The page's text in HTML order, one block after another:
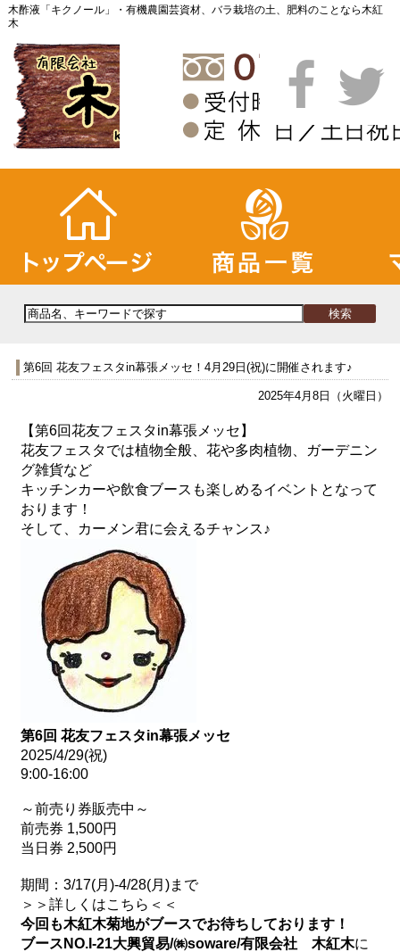
木酢液「キクノール」・有機農園芸資材、バラ栽培の土、肥料のことなら木紅
木
第6回 花友フェスタin幕張メッセ！4月29日(祝)に開催されます♪
2025年4月8日（火曜日）
【第6回花友フェスタin幕張メッセ】
花友フェスタでは植物全般、花や多肉植物、ガーデニン
グ雑貨など
キッチンカーや飲食ブースも楽しめるイベントとなって
おります！
そして、カーメン君に会えるチャンス♪
第6回 花友フェスタin幕張メッセ
2025/4/29(祝)
9:00-16:00
～前売り券販売中～
前売券 1,500円
当日券 2,500円
期間：3/17(月)-4/28(月)まで
＞＞詳しくはこちら＜＜
今回も木紅木菊地がブースでお待ちしております！
ブースNO.I-21大興貿易/㈱soware/有限会社 木紅木に